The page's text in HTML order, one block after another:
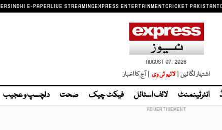
SINDHI E-PAPERLIVE STREAMINGEXPRESS ENTERTAINMENTCRICKET PAKISTAN
AUGUST 07, 2026
اشتہار لگائیں | لائیو ٹی وی | آج کا اخبار
انٹرٹینمنٹ لائف اسٹائل فیکٹ چیک صحت دلچسپ و عجیب